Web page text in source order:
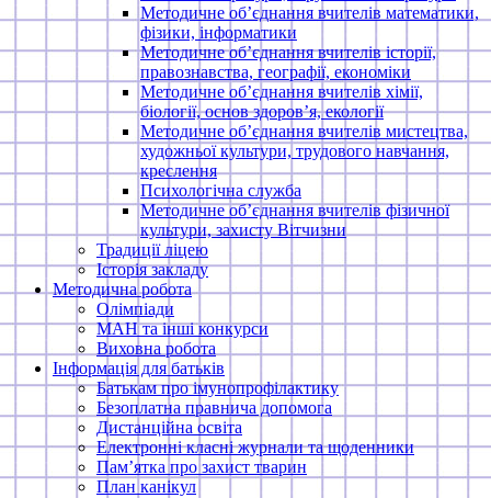
Методичне об’єднання вчителів математики,
фізики, інформатики
Методичне об’єднання вчителів історії,
правознавства, географії, економіки
Методичне об’єднання вчителів хімії,
біології, основ здоров’я, екології
Методичне об’єднання вчителів мистецтва,
художньої культури, трудового навчання,
креслення
Психологічна служба
Методичне об’єднання вчителів фізичної
культури, захисту Вітчизни
Традиції ліцею
Історія закладу
Методична робота
Олімпіади
МАН та інші конкурси
Виховна робота
Інформація для батьків
Батькам про імунопрофілактику
Безоплатна правнича допомога
Дистанційна освіта
Електронні класні журнали та щоденники
Памʼятка про захист тварин
План канікул